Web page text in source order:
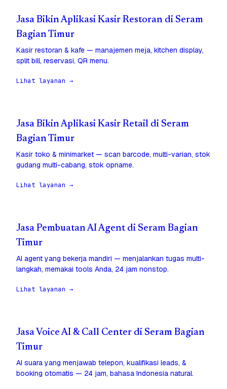
Jasa Bikin Aplikasi Kasir Restoran di Seram
Bagian Timur
Kasir restoran & kafe — manajemen meja, kitchen display,
split bill, reservasi, QR menu.
Lihat layanan →
Jasa Bikin Aplikasi Kasir Retail di Seram
Bagian Timur
Kasir toko & minimarket — scan barcode, multi-varian, stok
gudang multi-cabang, stok opname.
Lihat layanan →
Jasa Pembuatan AI Agent di Seram Bagian
Timur
AI agent yang bekerja mandiri — menjalankan tugas multi-
langkah, memakai tools Anda, 24 jam nonstop.
Lihat layanan →
Jasa Voice AI & Call Center di Seram Bagian
Timur
AI suara yang menjawab telepon, kualifikasi leads, &
booking otomatis — 24 jam, bahasa Indonesia natural.